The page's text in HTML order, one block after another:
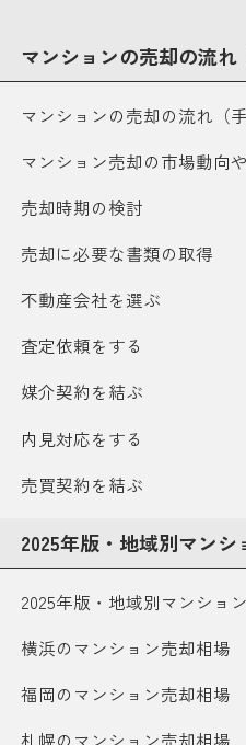
マンションの売却の流れ
マンションの売却の流れ（
マンション売却の市場動向
売却時期の検討
売却に必要な書類の取得
不動産会社を選ぶ
査定依頼をする
媒介契約を結ぶ
内見対応をする
売買契約を結ぶ
2025年版・地域別マン
2025年版・地域別マンショ
横浜のマンション売却相場
福岡のマンション売却相場
札幌のマンション売却相場